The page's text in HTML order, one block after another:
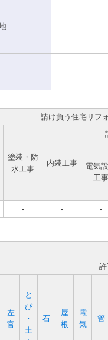
請け負う住宅リフ
塗装・防
水工事
内装工事
電気
工事
- - -
左
官
と
び
･
土
石
屋
根
電
気
管